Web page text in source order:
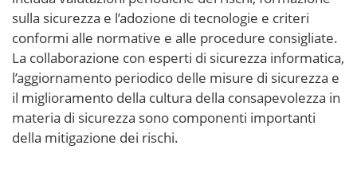
sulla sicurezza e l’adozione di tecnologie e criteri
conformi alle normative e alle procedure consigliate.
La collaborazione con esperti di sicurezza informatica,
l’aggiornamento periodico delle misure di sicurezza e
il miglioramento della cultura della consapevolezza in
materia di sicurezza sono componenti importanti
della mitigazione dei rischi.